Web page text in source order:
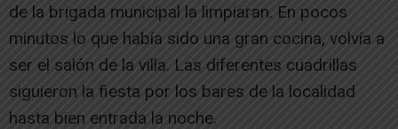
de la brigada municipal la limpiaran. En pocos
minutos lo que había sido una gran cocina, volvía a
ser el salón de la villa. Las diferentes cuadrillas
siguieron la fiesta por los bares de la localidad
hasta bien entrada la noche.